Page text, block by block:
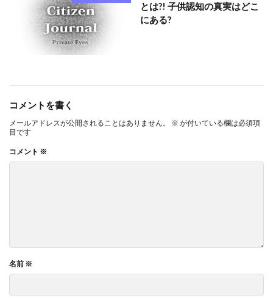
とは?! 子供認知の真実はどこ
にある?
コメントを書く
メールアドレスが公開されることはありません。 ※ が付いている欄は必須項
目です
コメント ※
名前 ※